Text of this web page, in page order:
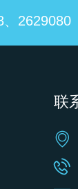
2629080
联